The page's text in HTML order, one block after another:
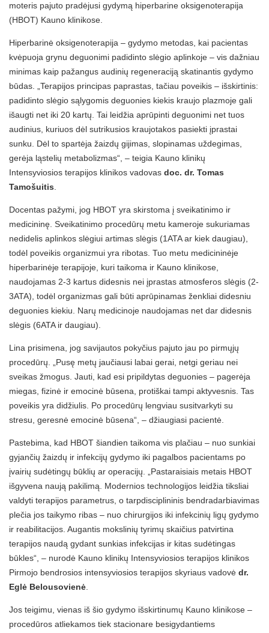
moteris pajuto pradėjusi gydymą hiperbarine oksigenoterapija
(HBOT) Kauno klinikose.
Hiperbarinė oksigenoterapija – gydymo metodas, kai pacientas
kvėpuoja grynu deguonimi padidinto slėgio aplinkoje – vis dažniau
minimas kaip pažangus audinių regeneraciją skatinantis gydymo
būdas. „Terapijos principas paprastas, tačiau poveikis – išskirtinis:
padidinto slėgio sąlygomis deguonies kiekis kraujo plazmoje gali
išaugti net iki 20 kartų. Tai leidžia aprūpinti deguonimi net tuos
audinius, kuriuos dėl sutrikusios kraujotakos pasiekti įprastai
sunku. Dėl to spartėja žaizdų gijimas, slopinamas uždegimas,
gerėja ląstelių metabolizmas“, – teigia Kauno klinikų
Intensyviosios terapijos klinikos vadovas doc. dr. Tomas
Tamošuitis
Docentas pažymi, jog HBOT yra skirstoma į sveikatinimo ir
medicininę. Sveikatinimo procedūrų metu kameroje sukuriamas
nedidelis aplinkos slėgiui artimas slėgis (1ATA ar kiek daugiau),
todėl poveikis organizmui yra ribotas. Tuo metu medicininėje
hiperbarinėje terapijoje, kuri taikoma ir Kauno klinikose,
naudojamas 2-3 kartus didesnis nei įprastas atmosferos slėgis (2-
3ATA), todėl organizmas gali būti aprūpinamas ženkliai didesniu
deguonies kiekiu. Narų medicinoje naudojamas net dar didesnis
slėgis (6ATA ir daugiau).
Lina prisimena, jog savijautos pokyčius pajuto jau po pirmųjų
procedūrų. „Pusę metų jaučiausi labai gerai, netgi geriau nei
sveikas žmogus. Jauti, kad esi pripildytas deguonies – pagerėja
miegas, fizinė ir emocinė būsena, protiškai tampi aktyvesnis. Tas
poveikis yra didžiulis. Po procedūrų lengviau susitvarkyti su
stresu, geresnė emocinė būsena“, – džiaugiasi pacientė.
Pastebima, kad HBOT šiandien taikoma vis plačiau – nuo sunkiai
gyjančių žaizdų ir infekcijų gydymo iki pagalbos pacientams po
įvairių sudėtingų būklių ar operacijų. „Pastaraisiais metais HBOT
išgyvena naują pakilimą. Modernios technologijos leidžia tiksliai
valdyti terapijos parametrus, o tarpdisciplininis bendradarbiavimas
plečia jos taikymo ribas – nuo chirurgijos iki infekcinių ligų gydymo
ir reabilitacijos. Augantis mokslinių tyrimų skaičius patvirtina
terapijos naudą gydant sunkias infekcijas ir kitas sudėtingas
būkles“, – nurodė Kauno klinikų Intensyviosios terapijos klinikos
Pirmojo bendrosios intensyviosios terapijos skyriaus vadovė dr.
Eglė Belousovienė
Jos teigimu, vienas iš šio gydymo išskirtinumų Kauno klinikose –
procedūros atliekamos tiek stacionare besigydantiems